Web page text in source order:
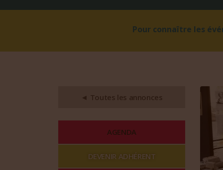
Pour connaître les
◄ Toutes les annonces
AGENDA
DEVENIR ADHÉRENT